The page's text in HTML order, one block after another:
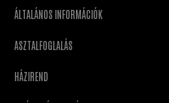
ÁLTALÁNOS INFORMÁCIÓK
ASZTALFOGLALÁS
HÁZIREND